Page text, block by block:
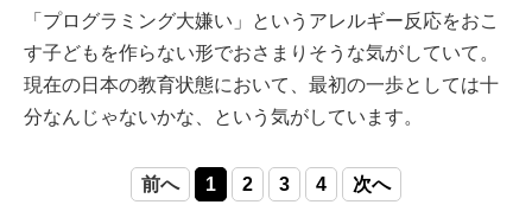
「プログラミング大嫌い」というアレルギー反応をおこ
す子どもを作らない形でおさまりそうな気がしていて。
現在の日本の教育状態において、最初の一歩としては十
分なんじゃないかな、という気がしています。
前へ 1 2 3 4 次へ